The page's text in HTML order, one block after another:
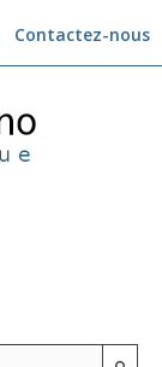
Contactez-nous